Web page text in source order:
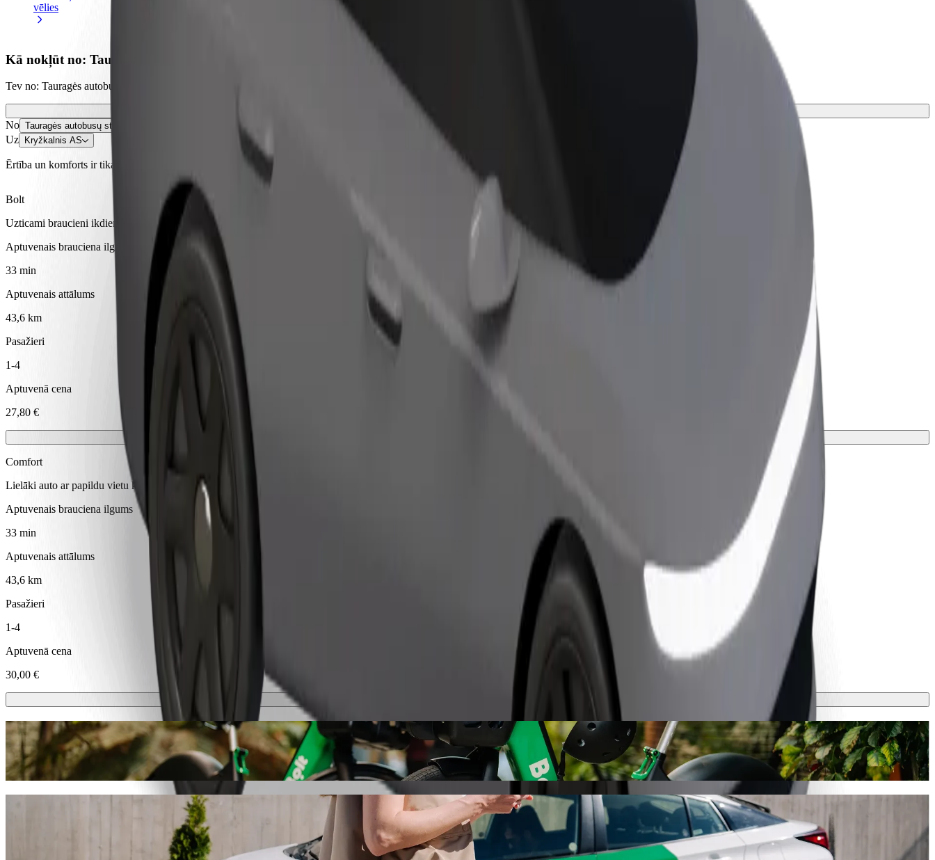
vēlies
Kā nokļūt no: Tauragės autobusų stotis uz: Kryžkalnis AS
Tev no: Tauragės autobusų stotis jānokļūst uz: Kryžkalnis AS? Uzzini, kuri pakalpojumi pieejami Tavā pilsētā un izvēlies ceļam piemērotāko braucienu.
No Tauragės autobusų stotis
Uz Kryžkalnis AS
Ērtība un komforts ir tikai dažu pieskārienu attālumā!
Bolt
Uzticami braucieni ikdienas vidēja izmēra auto
Aptuvenais brauciena ilgums
33 min
Aptuvenais attālums
43,6 km
Pasažieri
1-4
Aptuvenā cena
27,80 €
Comfort
Lielāki auto ar papildu vietu kājām un mantām
Aptuvenais brauciena ilgums
33 min
Aptuvenais attālums
43,6 km
Pasažieri
1-4
Aptuvenā cena
30,00 €
Skrejriteni vai e-riteni
Izvēlies skrejriteni vai e-riteni braucieniem šajā pilsētā: Tauraģe
Lejupielādē Bolt lietotni
Brauciens no: Tauragės autobusų stotis uz: Kryžkalnis AS ar Bolt kopbraukšanas auto
Ja vēlies izdevīgāko cenu, tad iesakām izvēlēties Bolt kopbraukšanas auto braucienam uz: Kryžkalnis AS. Ar Bolt ceļā pavadīsi aptuveni 33 min, un tas Tev izmaksās aptuveni 27,80 € EUR. Mūsu platformā ir
dažādi auto visdažādākajiem dzīves brīžiem.